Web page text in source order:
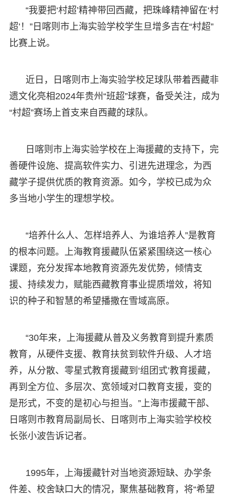
“我要把‘村超’精神带回西藏，把珠峰精神留在‘村
超’！”日喀则市上海实验学校学生旦增多吉在“村超”
比赛上说。
近日，日喀则市上海实验学校足球队带着西藏非
遗文化亮相2024年贵州“班超”球赛，备受关注，成为
“村超”赛场上首支来自西藏的球队。
日喀则市上海实验学校在上海援藏的支持下，完
善硬件设施、提高软件实力、引进先进理念，为西
藏学子提供优质的教育资源。如今，学校已成为众
多当地小学生的理想学校。
“培养什么人、怎样培养人、为谁培养人”是教育
的根本问题。上海教育援藏队伍紧紧围绕这一核心
课题，充分发挥本地教育资源先发优势，倾情支
援、持续发力，赋能西藏教育事业提质增效，将知
识的种子和智慧的希望播撒在雪域高原。
“30年来，上海援藏从普及义务教育到提升素质
教育，从硬件支援、教育扶贫到软件升级、人才培
养，从分散、零星式教育援藏到‘组团式’教育援藏，
再到全方位、多层次、宽领域对口教育支援，变的
是形式，不变的是初心与担当。”上海市援藏干部、
日喀则市教育局副局长、日喀则市上海实验学校校
长张小波告诉记者。
1995年，上海援藏针对当地资源短缺、办学条
件差、校舍缺口大的情况，聚焦基础教育，将“希望